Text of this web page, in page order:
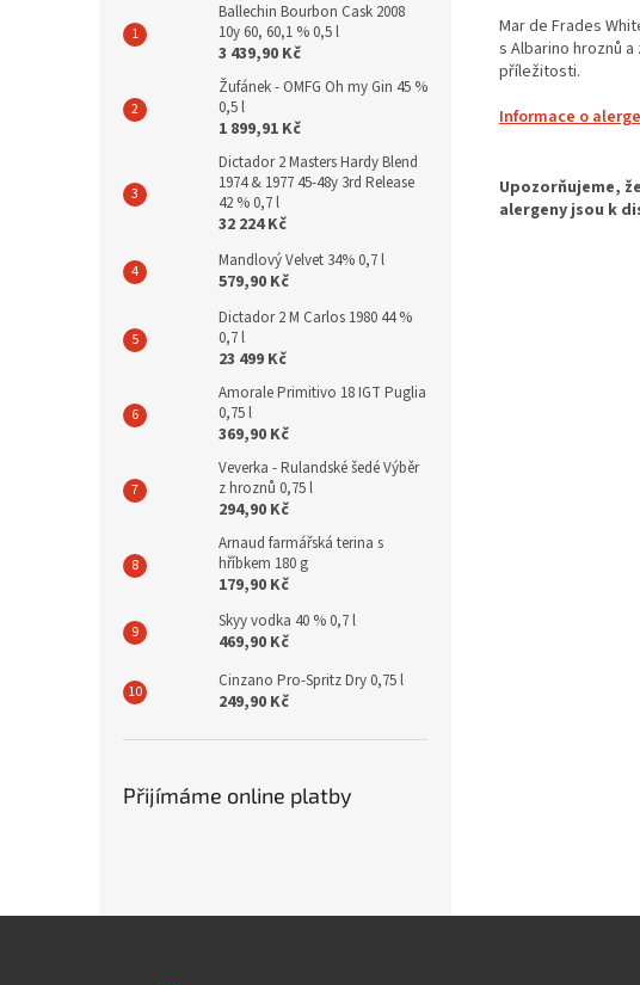
Ballechin Bourbon Cask 2008
10y 60, 60,1 % 0,5 l
3 439,90 Kč
Žufánek - OMFG Oh my Gin 45 %
0,5 l
1 899,91 Kč
Dictador 2 Masters Hardy Blend
1974 & 1977 45-48y 3rd Release
42 % 0,7 l
32 224 Kč
Mandlový Velvet 34% 0,7 l
579,90 Kč
Dictador 2 M Carlos 1980 44 %
0,7 l
23 499 Kč
Amorale Primitivo 18 IGT Puglia
0,75 l
369,90 Kč
Veverka - Rulandské šedé Výběr
z hroznů 0,75 l
294,90 Kč
Arnaud farmářská terina s
hříbkem 180 g
179,90 Kč
Skyy vodka 40 % 0,7 l
469,90 Kč
Cinzano Pro-Spritz Dry 0,75 l
249,90 Kč
Přijímáme online platby
Mar de Frades
s Albarino hroznů
příležitosti.
Informace o